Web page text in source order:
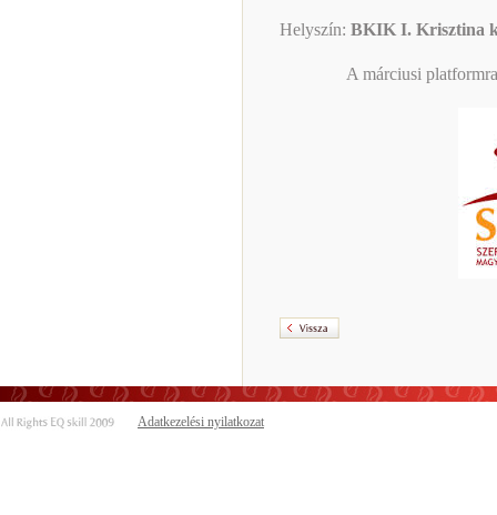
Helyszín: BKIK I. Krisztina
A márciusi
Adatkezelési nyilatkozat